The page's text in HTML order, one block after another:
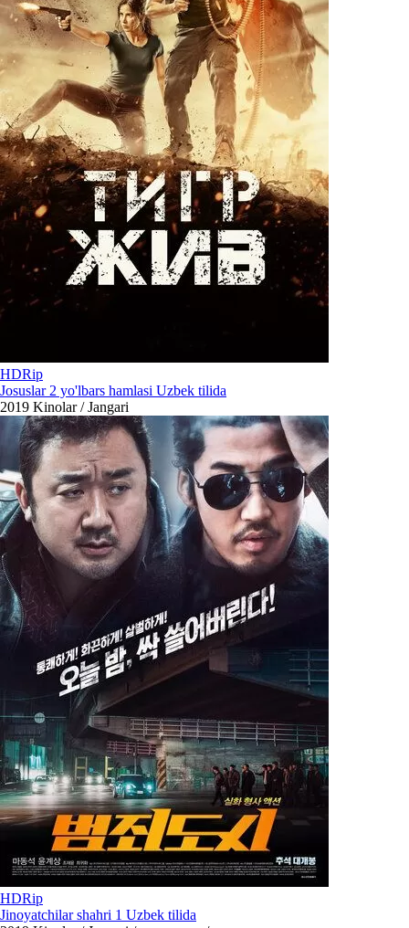
HDRip
Josuslar 2 yo'lbars hamlasi Uzbek tilida
2019 Kinolar / Jangari
HDRip
Jinoyatchilar shahri 1 Uzbek tilida